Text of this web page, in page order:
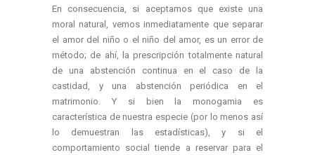
En consecuencia, si aceptamos que existe una
moral natural, vemos inmediatamente que separar
el amor del niño o el niño del amor, es un error de
método; de ahí, la prescripción totalmente natural
de una abstención continua en el caso de la
castidad, y una abstención periódica en el
matrimonio. Y si bien la monogamia es
característica de nuestra especie (por lo menos así
lo demuestran las estadísticas), y si el
comportamiento social tiende a reservar para el